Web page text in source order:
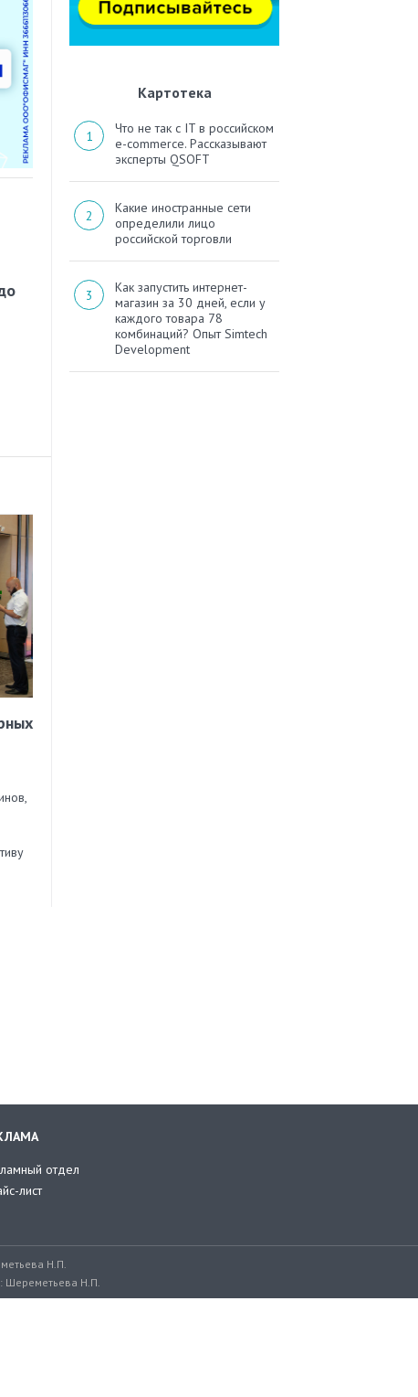
Картотека
Что не так с IT в российском
e-commerce. Рассказывают
эксперты QSOFT
Какие иностранные сети
определили лицо
российской торговли
Как запустить интернет-
магазин за 30 дней, если у
каждого товара 78
комбинаций? Опыт Simtech
Development
отдел
лист
Н.П.
Шереметьева Н.П.